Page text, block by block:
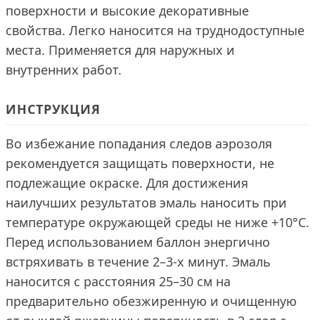
поверхности и высокие декоративные
свойства. Легко наносится на труднодоступные
места. Применяется для наружных и
внутренних работ.
ИНСТРУКЦИЯ
Во избежание попадания следов аэрозоля
рекомендуется защищать поверхности, не
подлежащие окраске. Для достижения
наилучших результатов эмаль наносить при
температуре окружающей среды не ниже +10°С.
Перед использованием баллон энергично
встряхивать в течение 2–3-х минут. Эмаль
наносится с расстояния 25–30 см на
предварительно обезжиренную и очищенную